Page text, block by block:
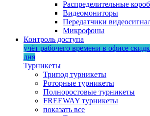
Распределительные
Видеомониторы
Передатчики
Микрофоны
Контроль доступа
учёт рабочего времени в офисе
дня
Турникеты
Трипод турникеты
Роторные турникеты
Полноростовые турникеты
FREEWAY турникеты
показать все